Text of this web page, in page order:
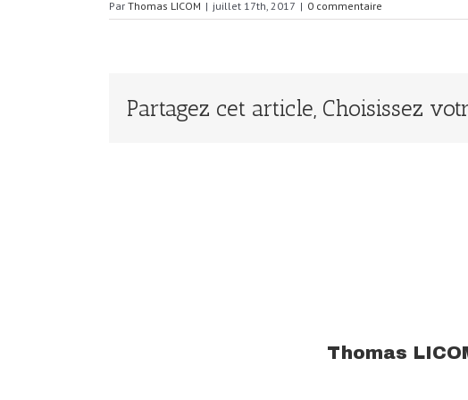
Par Thomas LICOM | juillet 17th, 2017 | 0 commentaire
Partagez cet article, Choisissez
Thomas